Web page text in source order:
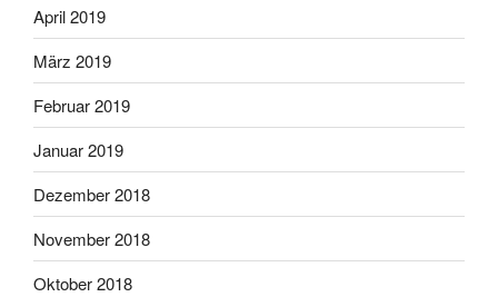
April 2019
März 2019
Februar 2019
Januar 2019
Dezember 2018
November 2018
Oktober 2018